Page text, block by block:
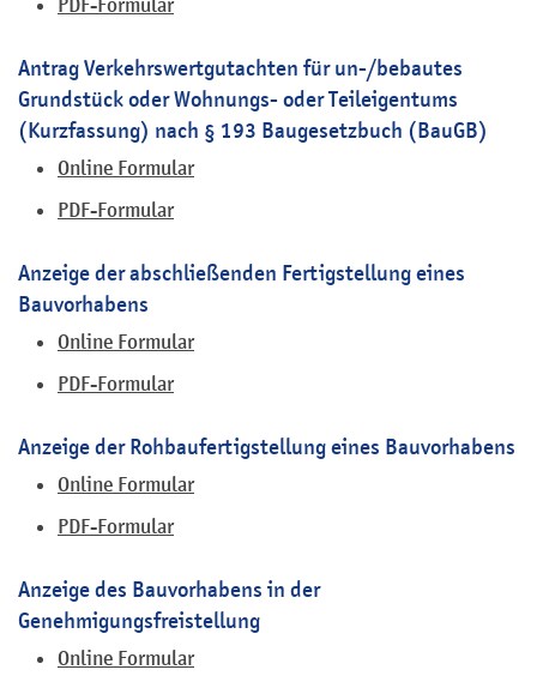
PDF-Formular
Antrag Verkehrswertgutachten für un-/bebautes
Grundstück oder Wohnungs- oder Teileigentums
(Kurzfassung) nach § 193 Baugesetzbuch (BauGB)
Online Formular
PDF-Formular
Anzeige der abschließenden Fertigstellung eines
Bauvorhabens
Online Formular
PDF-Formular
Anzeige der Rohbaufertigstellung eines Bauvorhabens
Online Formular
PDF-Formular
Anzeige des Bauvorhabens in der
Genehmigungsfreistellung
Online Formular